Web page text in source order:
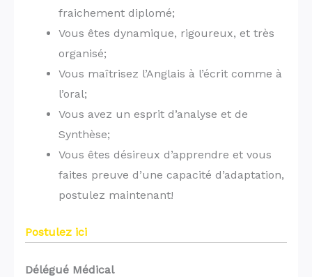
fraichement diplomé;
Vous êtes dynamique, rigoureux, et très
organisé;
Vous maîtrisez l’Anglais à l’écrit comme à
l’oral;
Vous avez un esprit d’analyse et de
Synthèse;
Vous êtes désireux d’apprendre et vous
faites preuve d’une capacité d’adaptation,
postulez maintenant!
Postulez ici
Délégué Médical